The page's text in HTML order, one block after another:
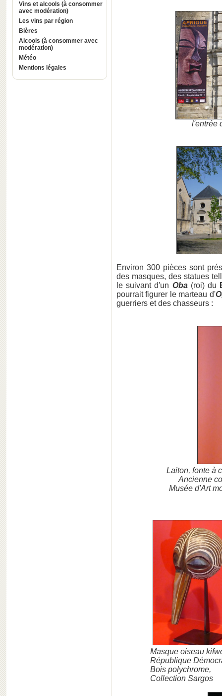
Vins et alcools (à consommer
avec modération)
Les vins par région
Bières
Alcools (à consommer avec
modération)
Météo
Mentions légales
l'entrée
Environ 300 pièces sont
des masques, des statues
le suivant d'un Oba(roi) du
pourrait figurer le marteau d'
guerriers et des chasseurs :
Laiton, fonte à
Ancienne
Musée d'Art
Masque oiseau
République
Bois polychrome,
Collection Sargos